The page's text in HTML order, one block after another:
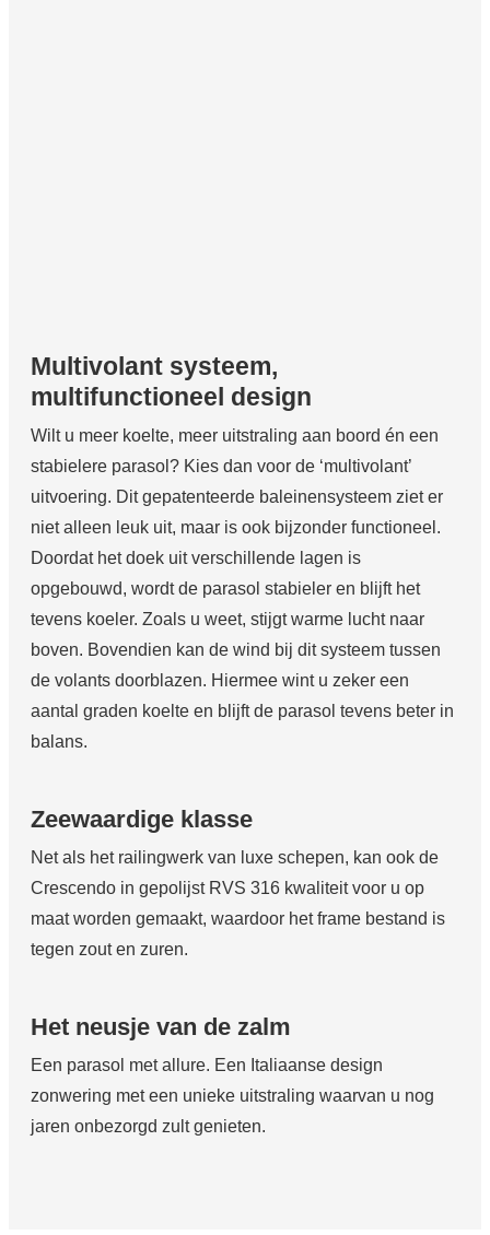
Multivolant systeem,
multifunctioneel design
Wilt u meer koelte, meer uitstraling aan boord én een
stabielere parasol? Kies dan voor de ‘multivolant’
uitvoering. Dit gepatenteerde baleinensysteem ziet er
niet alleen leuk uit, maar is ook bijzonder functioneel.
Doordat het doek uit verschillende lagen is
opgebouwd, wordt de parasol stabieler en blijft het
tevens koeler. Zoals u weet, stijgt warme lucht naar
boven. Bovendien kan de wind bij dit systeem tussen
de volants doorblazen. Hiermee wint u zeker een
aantal graden koelte en blijft de parasol tevens beter in
balans.
Zeewaardige klasse
Net als het railingwerk van luxe schepen, kan ook de
Crescendo in gepolijst RVS 316 kwaliteit voor u op
maat worden gemaakt, waardoor het frame bestand is
tegen zout en zuren.
Het neusje van de zalm
Een parasol met allure. Een Italiaanse design
zonwering met een unieke uitstraling waarvan u nog
jaren onbezorgd zult genieten.